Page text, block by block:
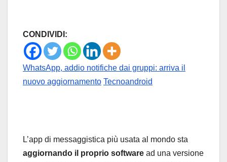
CONDIVIDI:
WhatsApp, addio notifiche dai gruppi: arriva il
nuovo aggiornamento Tecnoandroid
L’app di messaggistica più usata al mondo sta
aggiornando il proprio software ad una versione